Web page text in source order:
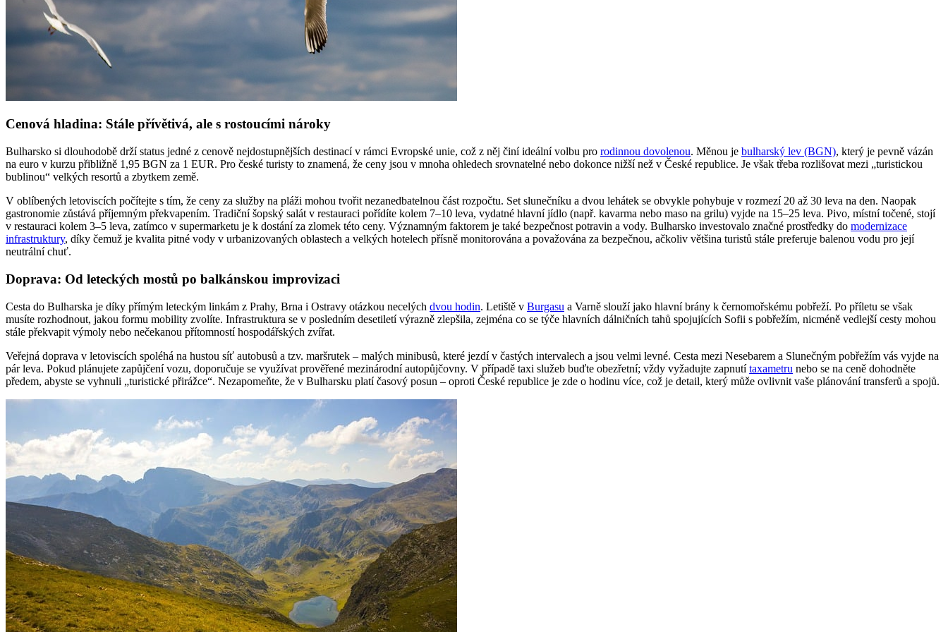
Cenová hladina: Stále přívětivá, ale s rostoucími nároky
Bulharsko si dlouhodobě drží status jedné z cenově nejdostupnějších destinací v rámci Evropské unie, což z něj činí ideální volbu pro rodinnou dovolenou. Měnou je bulharský lev (BGN), který je pevně vázán
na euro v kurzu přibližně 1,95 BGN za 1 EUR. Pro české turisty to znamená, že ceny jsou v mnoha ohledech srovnatelné nebo dokonce nižší než v České republice. Je však třeba rozlišovat mezi „turistickou
bublinou“ velkých resortů a zbytkem země.
V oblíbených letoviscích počítejte s tím, že ceny za služby na pláži mohou tvořit nezanedbatelnou část rozpočtu. Set slunečníku a dvou lehátek se obvykle pohybuje v rozmezí 20 až 30 leva na den. Naopak
gastronomie zůstává příjemným překvapením. Tradiční šopský salát v restauraci pořídíte kolem 7–10 leva, vydatné hlavní jídlo (např. kavarma nebo maso na grilu) vyjde na 15–25 leva. Pivo, místní točené, stojí
v restauraci kolem 3–5 leva, zatímco v supermarketu je k dostání za zlomek této ceny. Významným faktorem je také bezpečnost potravin a vody. Bulharsko investovalo značné prostředky do modernizace
infrastruktury, díky čemuž je kvalita pitné vody v urbanizovaných oblastech a velkých hotelech přísně monitorována a považována za bezpečnou, ačkoliv většina turistů stále preferuje balenou vodu pro její
neutrální chuť.
Doprava: Od leteckých mostů po balkánskou improvizaci
Cesta do Bulharska je díky přímým leteckým linkám z Prahy, Brna i Ostravy otázkou necelých dvou hodin. Letiště v Burgasu a Varně slouží jako hlavní brány k černomořskému pobřeží. Po příletu se však
musíte rozhodnout, jakou formu mobility zvolíte. Infrastruktura se v posledním desetiletí výrazně zlepšila, zejména co se týče hlavních dálničních tahů spojujících Sofii s pobřežím, nicméně vedlejší cesty mohou
stále překvapit výmoly nebo nečekanou přítomností hospodářských zvířat.
Veřejná doprava v letoviscích spoléhá na hustou síť autobusů a tzv. maršrutek – malých minibusů, které jezdí v častých intervalech a jsou velmi levné. Cesta mezi Nesebarem a Slunečným pobřežím vás vyjde na
pár leva. Pokud plánujete zapůjčení vozu, doporučuje se využívat prověřené mezinárodní autopůjčovny. V případě taxi služeb buďte obezřetní; vždy vyžadujte zapnutítaxametru nebo se na ceně dohodněte
předem, abyste se vyhnuli „turistické přirážce“. Nezapomeňte, že v Bulharsku platí časový posun – oproti České republice je zde o hodinu více, což je detail, který může ovlivnit vaše plánování transferů a spojů.